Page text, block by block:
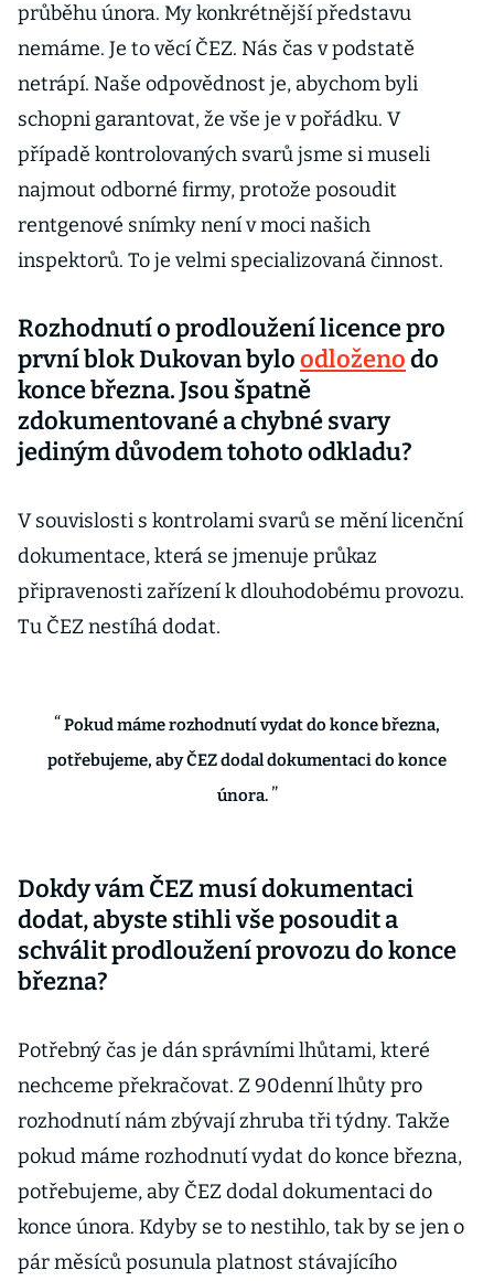
průběhu února. My konkrétnější představu
nemáme. Je to věcí ČEZ. Nás čas v podstatě
netrápí. Naše odpovědnost je, abychom byli
schopni garantovat, že vše je v pořádku. V
případě kontrolovaných svarů jsme si museli
najmout odborné firmy, protože posoudit
rentgenové snímky není v moci našich
inspektorů. To je velmi specializovaná činnost.
Rozhodnutí o prodloužení licence pro
první blok Dukovan byloodloženodo
konce března. Jsou špatně
zdokumentované a chybné svary
jediným důvodem tohoto odkladu?
V souvislosti s kontrolami svarů se mění licenční
dokumentace, která se jmenuje průkaz
připravenosti zařízení k dlouhodobému provozu.
Tu ČEZ nestíhá dodat.
Pokud máme rozhodnutí vydat do konce března,
potřebujeme, aby ČEZ dodal dokumentaci do konce
února.
Dokdy vám ČEZ musí dokumentaci
dodat, abyste stihli vše posoudit a
schválit prodloužení provozu do konce
března?
Potřebný čas je dán správními lhůtami, které
nechceme překračovat. Z 90denní lhůty pro
rozhodnutí nám zbývají zhruba tři týdny. Takže
pokud máme rozhodnutí vydat do konce března,
potřebujeme, aby ČEZ dodal dokumentaci do
konce února. Kdyby se to nestihlo, tak by se jen o
pár měsíců posunula platnost stávajícího